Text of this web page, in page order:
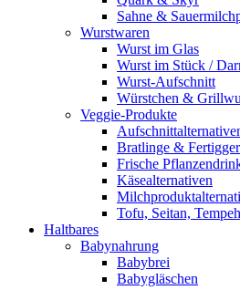
Sahne &
Wurstwaren
Wurst im Glas
Wurst im Stück /
Wurst-Aufschnitt
Würstchen &
Veggie-Produkte
Bratlinge &
Frische
Käsealternativen
Tofu, Seitan,
Haltbares
Babynahrung
Babybrei
Babygläschen